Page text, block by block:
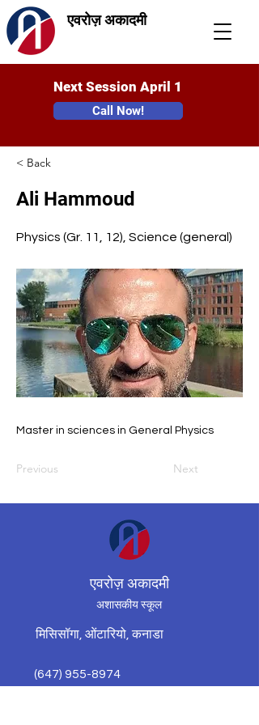
एवरोज़ अकादमी
Next Session April 1
Call Now!
< Back
Ali Hammoud
Physics (Gr. 11, 12), Science (general)
Master in sciences in General Physics
Previous Next
एवरोज़ अकादमी
अशासकीय स्कूल
मिसिसॉगा, ओंटारियो, कनाडा
(647) 955-8974